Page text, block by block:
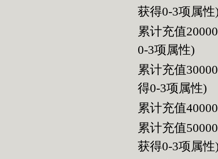
获得0-3项属性
累计充值
0-3项属性)
累计充值
得0-3项属性)
累计充值
累计充值
获得0-3项属性